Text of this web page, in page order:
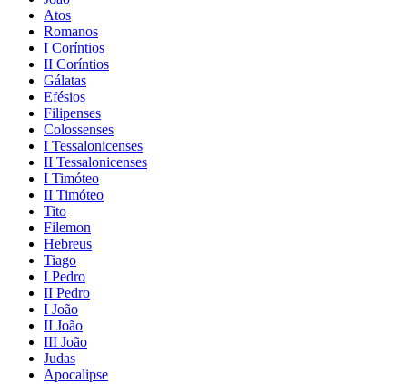
Atos
Romanos
I Coríntios
II Coríntios
Gálatas
Efésios
Filipenses
Colossenses
I Tessalonicenses
II Tessalonicenses
I Timóteo
II Timóteo
Tito
Filemon
Hebreus
Tiago
I Pedro
II Pedro
I João
II João
III João
Judas
Apocalipse